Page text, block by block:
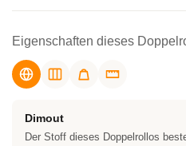
Eigenschaften dieses
Dimout
Der Stoff dieses Doppelrollos